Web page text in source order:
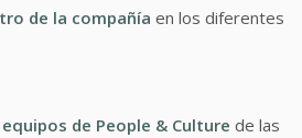
de la compañía en los diferentes
de People & Culture de las